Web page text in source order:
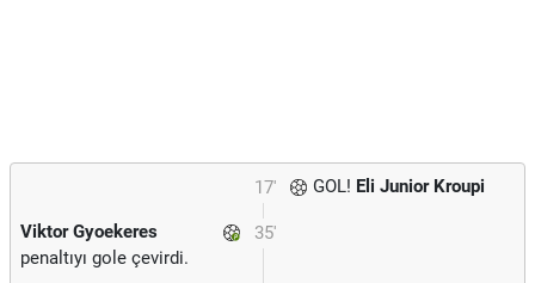
17' GOL! Eli Junior Kroupi
35'
Viktor Gyoekeres
penaltıyı gole çevirdi.